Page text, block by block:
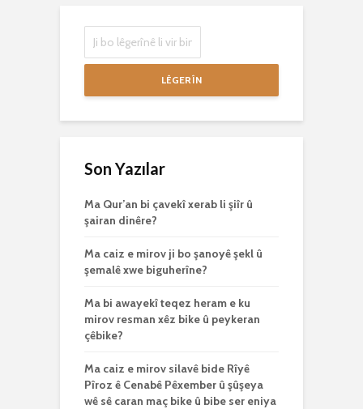
LÊGERÎN
Son Yazılar
Ma Qur’an bi çavekî xerab li şiîr û
şairan dinêre?
Ma caiz e mirov ji bo şanoyê şekl û
şemalê xwe biguherîne?
Ma bi awayekî teqez heram e ku
mirov resman xêz bike û peykeran
çêbike?
Ma caiz e mirov silavê bide Rîyê
Pîroz ê Cenabê Pêxember û şûşeya
wê sê caran maç bike û bibe ser eniya